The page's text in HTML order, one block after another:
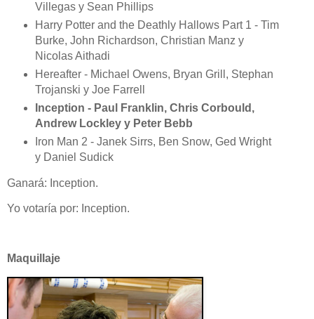
Villegas y Sean Phillips
Harry Potter and the Deathly Hallows Part 1 - Tim
Burke, John Richardson, Christian Manz y
Nicolas Aithadi
Hereafter - Michael Owens, Bryan Grill, Stephan
Trojanski y Joe Farrell
Inception - Paul Franklin, Chris Corbould,
Andrew Lockley y Peter Bebb
Iron Man 2 - Janek Sirrs, Ben Snow, Ged Wright
y Daniel Sudick
Ganará: Inception.
Yo votaría por: Inception.
Maquillaje